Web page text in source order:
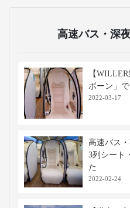
高速バス・深
【
ボーン」
2022-03-17
高速バス
3列シート
た
2022-02-24